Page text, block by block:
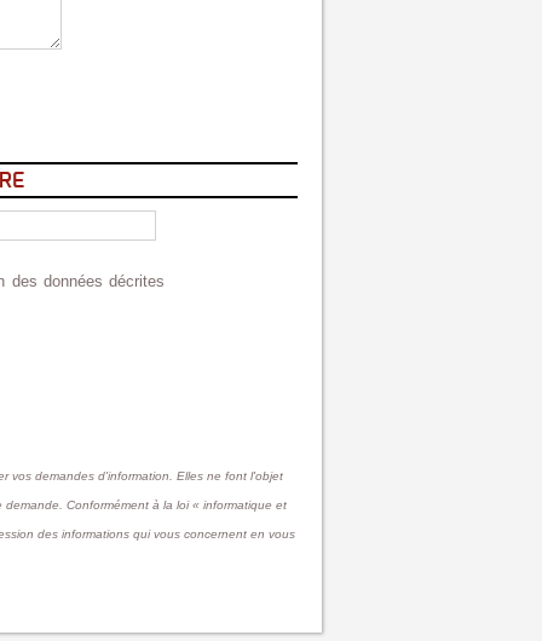
des données décrites
vos demandes d'information. Elles ne font l'objet
Conformément à la loi « informatique et
des informations qui vous concernent en vous